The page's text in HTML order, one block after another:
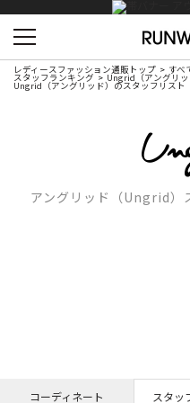
レディースファッション通販トップ すべ
スタッフランキング Ungrid（アングリッ
Ungrid（アングリッド）のスタッフリスト
アングリッド（Ungrid）
コーディネート スタッ